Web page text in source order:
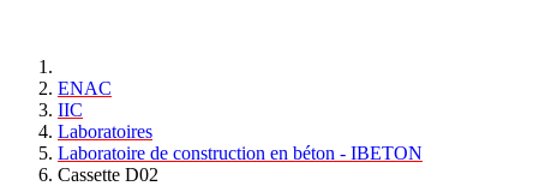
ENAC
IIC
Laboratoires
Laboratoire de construction en béton - IBETON
Cassette D02